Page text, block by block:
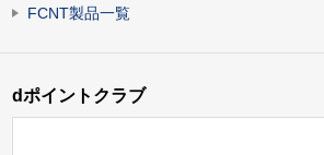
FCNT製品一覧
dポイントクラブ